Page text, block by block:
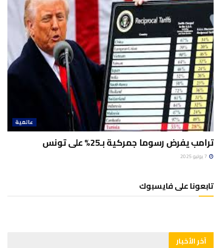
عالمية
ترامب يفرض رسوما جمركية بـ25% على تونس
تابعونا على فايسبوك
آخر الأخبار